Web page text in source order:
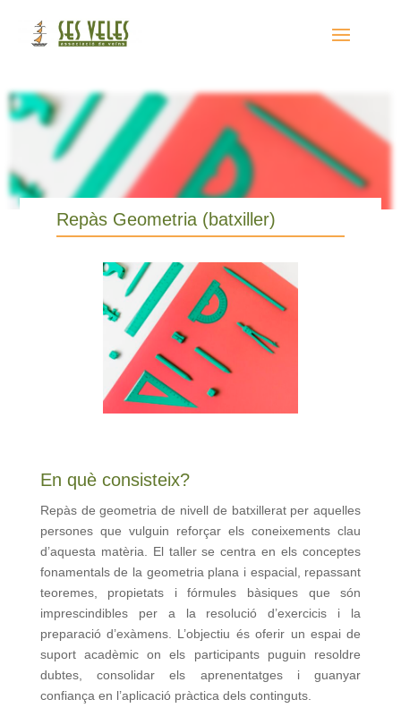
Repàs Geometria (batxiller)
En què consisteix?
Repàs de geometria de nivell de batxillerat per aquelles
persones que vulguin reforçar els coneixements clau
d’aquesta matèria. El taller se centra en els conceptes
fonamentals de la geometria plana i espacial, repassant
teoremes, propietats i fórmules bàsiques que són
imprescindibles per a la resolució d’exercicis i la
preparació d’exàmens. L’objectiu és oferir un espai de
suport acadèmic on els participants puguin resoldre
dubtes, consolidar els aprenentatges i guanyar
confiança en l’aplicació pràctica dels continguts.